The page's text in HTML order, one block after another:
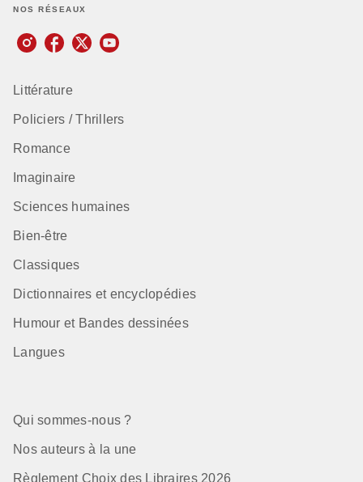
NOS RÉSEAUX
Littérature
Policiers / Thrillers
Romance
Imaginaire
Sciences humaines
Bien-être
Classiques
Dictionnaires et encyclopédies
Humour et Bandes dessinées
Langues
Qui sommes-nous ?
Nos auteurs à la une
Règlement Choix des Libraires 2026